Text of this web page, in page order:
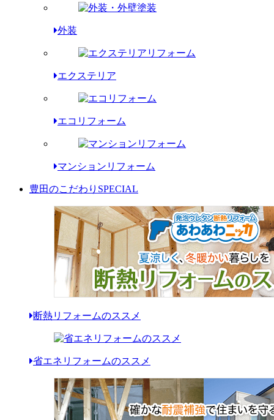
外装
エクステリア
エコリフォーム
マンションリフォーム
豊田のこだわり SPECIAL
断熱リフォームのススメ
省エネリフォームのススメ